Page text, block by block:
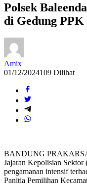
Polsek
di Gedung PPK
Amix
01/12/2024109 Dilihat
BANDUNG
Jajaran Kepolisian Sektor
pengamanan intensif
Panitia Pemilihan